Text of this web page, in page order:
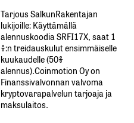
Tarjous SalkunRakentajan
lukijoille: Käyttämällä​ ​
alennuskoodia​ ​SRFI17X,​ ​saat​ ​1
%:n treidauskulut​ ​ensimmäiselle​ ​
kuukaudelle​ ​(50%​ ​
alennus).Coinmotion Oy on
Finanssivalvonnan valvoma
kryptovarapalvelun tarjoaja ja
maksulaitos.